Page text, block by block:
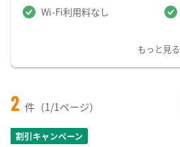
Wi-Fi利用料なし
もっと見る
2 件（1/1ページ）
割引キャンペーン